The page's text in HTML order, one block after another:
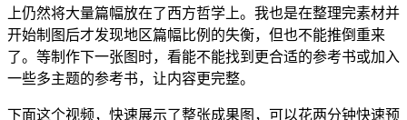
上仍然将大量篇幅放在了西方哲学上。我也是在整理完素材并
开始制图后才发现地区篇幅比例的失衡，但也不能推倒重来
了。等制作下一张图时，看能不能找到更合适的参考书或加入
一些多主题的参考书，让内容更完整。
下面这个视频，快速展示了整张成果图，可以花两分钟快速预